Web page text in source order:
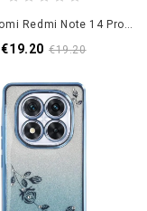
Hülle Xiaomi Redmi Note 14 Pro 5g Handyhülle Mofi Qin Serie
€19.20 €19.20